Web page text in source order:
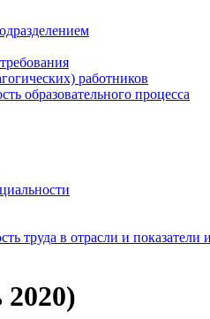
работников
образовательного процесса
труда в отрасли и показатели